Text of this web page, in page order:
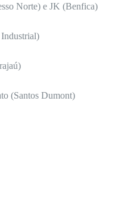
Norte) e JK (Benfica)
(Santos Dumont)